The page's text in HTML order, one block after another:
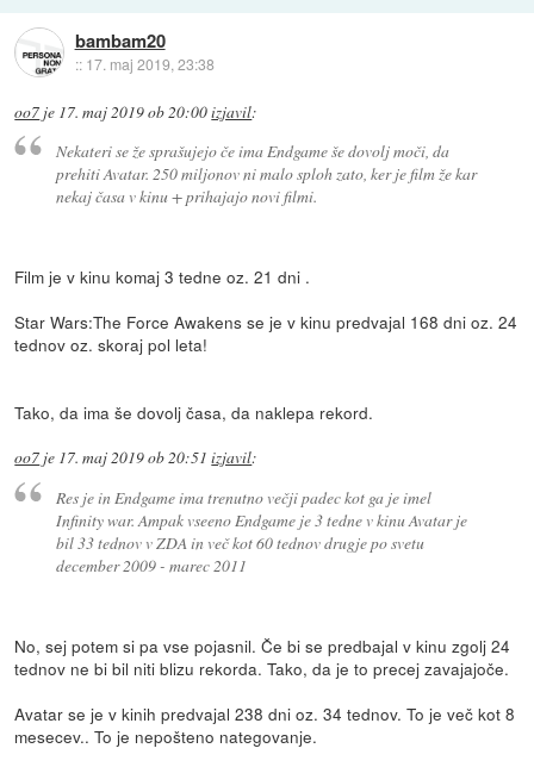
bambam20
:: 17. maj 2019, 23:38
oo7 je 17. maj 2019 ob 20:00izjavil:
Nekateri se že sprašujejo če ima Endgame še dovolj moči, da
prehiti Avatar. 250 miljonov ni malo sploh zato, ker je film že kar
nekaj časa v kinu + prihajajo novi filmi.
Film je v kinu komaj 3 tedne oz. 21 dni .
Star Wars:The Force Awakens se je v kinu predvajal 168 dni oz. 24
tednov oz. skoraj pol leta!
Tako, da ima še dovolj časa, da naklepa rekord.
oo7 je 17. maj 2019 ob 20:51 izjavil:
Res je in Endgame ima trenutno večji padec kot ga je imel
Infinity war. Ampak vseeno Endgame je 3 tedne v kinu Avatar je
bil 33 tednov v ZDA in več kot 60 tednov drugje po svetu
december 2009 - marec 2011
No, sej potem si pa vse pojasnil. Če bi se predbajal v kinu zgolj 24
tednov ne bi bil niti blizu rekorda. Tako, da je to precej zavajajoče.
Avatar se je v kinih predvajal 238 dni oz. 34 tednov. To je več kot 8
mesecev.. To je nepošteno nategovanje.